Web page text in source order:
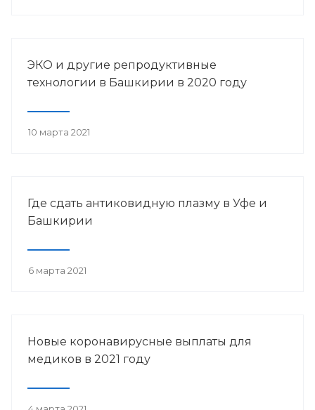
ЭКО и другие репродуктивные
технологии в Башкирии в 2020 году
10 марта 2021
Где сдать антиковидную плазму в Уфе и
Башкирии
6 марта 2021
Новые коронавирусные выплаты для
медиков в 2021 году